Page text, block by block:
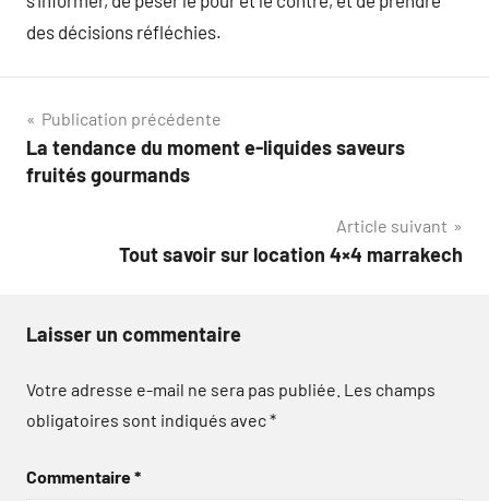
des décisions réfléchies.
Navigation
de
Publication précédente
La tendance du moment e-liquides saveurs
fruités gourmands
Article suivant
Tout savoir sur location 4×4 marrakech
Laisser un commentaire
Votre adresse e-mail ne sera pas publiée. Les champs
obligatoires sont indiqués avec*
Commentaire*